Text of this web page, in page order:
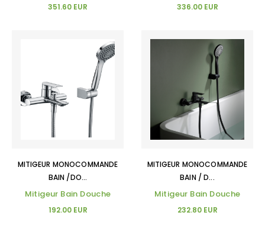
351.60 EUR 336.00 EUR
MITIGEUR MONOCOMMANDE
BAIN /DO...
Mitigeur Bain Douche
192.00 EUR
MITIGEUR MONOCOMMANDE
BAIN / D...
Mitigeur Bain Douche
232.80 EUR